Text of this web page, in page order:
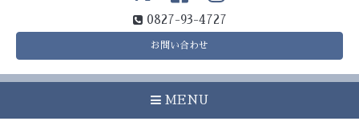
0827-93-4727
お問い合わせ
MENU